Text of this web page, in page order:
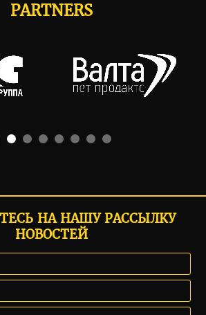
PARTNERS
НА НАШУ РАССЫЛКУ
НОВОСТЕЙ